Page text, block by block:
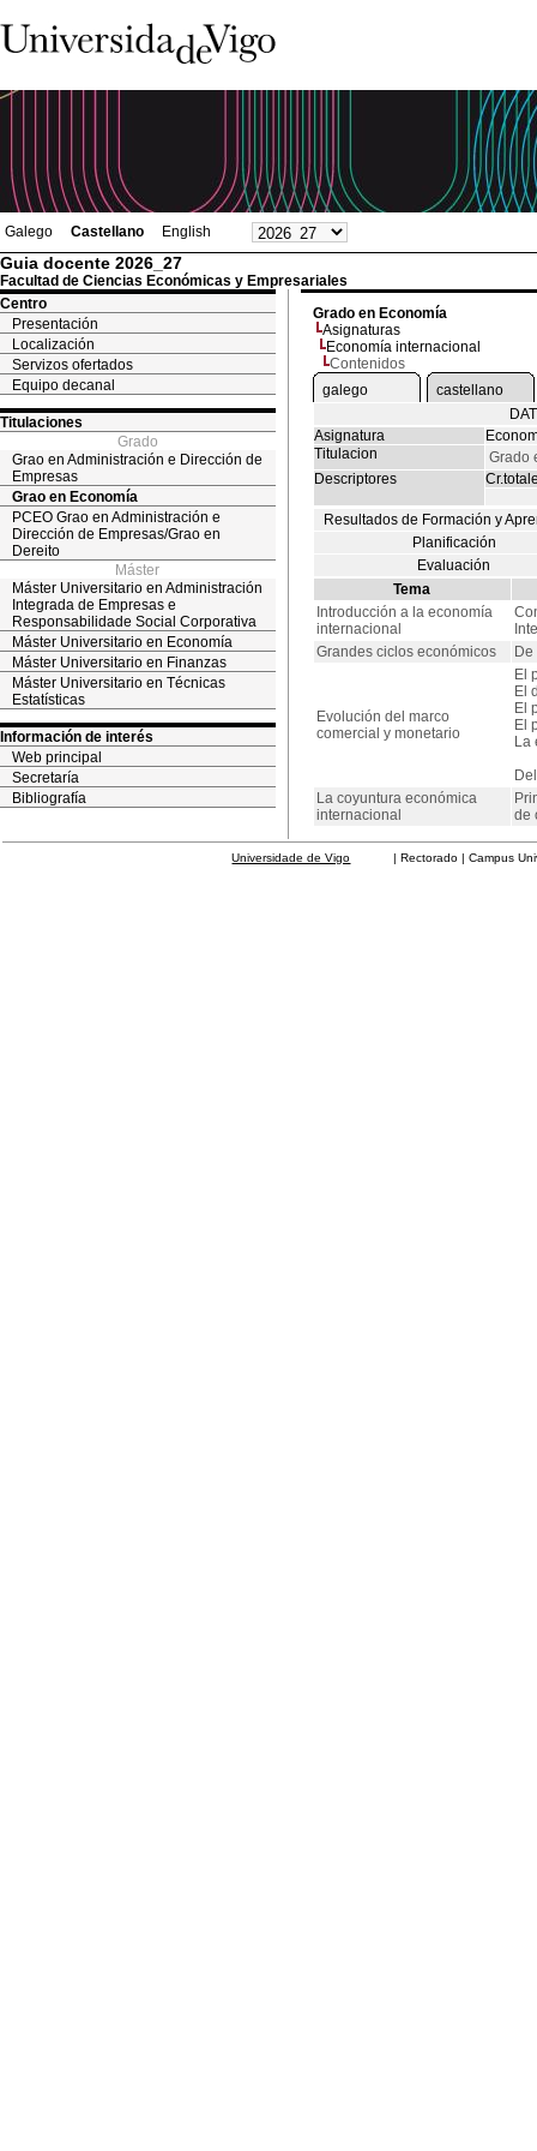
Galego Castellano English
Guia docente 2026_27
Facultad de Ciencias Económicas y Empresariales
Centro
Presentación
Localización
Servizos ofertados
Equipo decanal
Titulaciones
Grado
Grao en Administración e Dirección de
Empresas
Grao en Economía
PCEO Grao en Administración e
Dirección de Empresas/Grao en
Dereito
Máster
Máster Universitario en Administración
Integrada de Empresas e
Responsabilidade Social Corporativa
Máster Universitario en Economía
Máster Universitario en Finanzas
Máster Universitario en Técnicas
Estatísticas
Información de interés
Web principal
Secretaría
Bibliografía
Grado en Economía
Asignaturas
Economía internacional
Contenidos
galego
castellano
Asignatura
Titulacion
Grado
Descriptores
Resultados de Formación y
Planificación
Evaluación
Tema
Introducción a la economía
internacional
Grandes ciclos económicos
Evolución del marco
comercial y monetario
El
El
El
El
La
La coyuntura económica
internacional
de
Universidade de Vigo | Rectorado | Campus